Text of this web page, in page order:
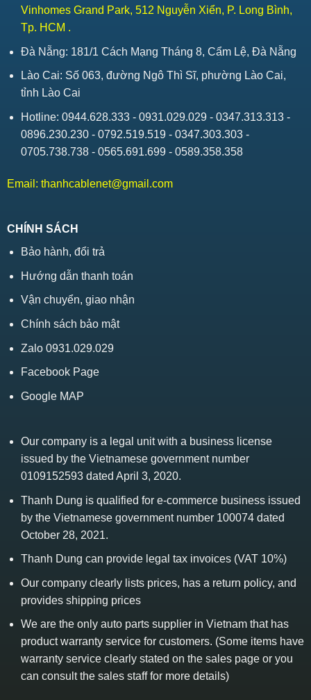
Vinhomes Grand Park, 512 Nguyễn Xiển, P. Long Bình,
Tp. HCM .
Đà Nẵng: 181/1 Cách Mạng Tháng 8, Cẩm Lệ, Đà Nẵng
Lào Cai: Số 063, đường Ngô Thì Sĩ, phường Lào Cai,
tỉnh Lào Cai
Hotline: 0944.628.333 - 0931.029.029 - 0347.313.313 -
0896.230.230 - 0792.519.519 - 0347.303.303 -
0705.738.738 - 0565.691.699 - 0589.358.358
Email: thanhcablenet@gmail.com
CHÍNH SÁCH
Bảo hành, đổi trả
Hướng dẫn thanh toán
Vận chuyển, giao nhận
Chính sách bảo mật
Zalo 0931.029.029
Facebook Page
Google MAP
Our company is a legal unit with a business license
issued by the Vietnamese government number
0109152593 dated April 3, 2020.
Thanh Dung is qualified for e-commerce business issued
by the Vietnamese government number 100074 dated
October 28, 2021.
Thanh Dung can provide legal tax invoices (VAT 10%)
Our company clearly lists prices, has a return policy, and
provides shipping prices
We are the only auto parts supplier in Vietnam that has
product warranty service for customers. (Some items have
warranty service clearly stated on the sales page or you
can consult the sales staff for more details)